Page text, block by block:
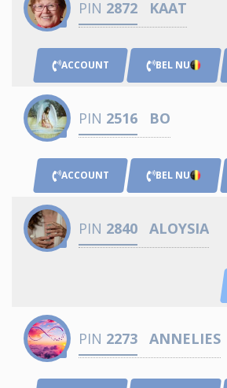
PIN 2872 KAAT
ACCOUNT BEL NU
PIN 2516 BO
ACCOUNT BEL NU
PIN 2840 ALOYSIA
PIN 2273 ANNELIES